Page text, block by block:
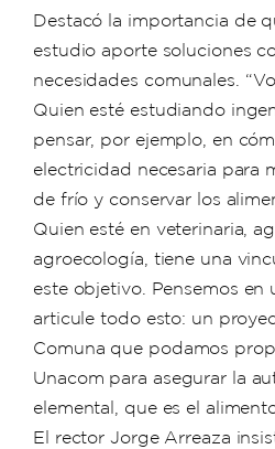
Destacó la importancia de
estudio aporte soluciones
necesidades comunales.
Quien esté estudiando
pensar, por ejemplo, en
electricidad necesaria para
de frío y conservar los
Quien esté en veterinaria,
agroecología, tiene una
este objetivo. Pensemos
articule todo esto: un
Comuna que podamos
Unacom para asegurar la
elemental, que es el
El rector Jorge Arreaza